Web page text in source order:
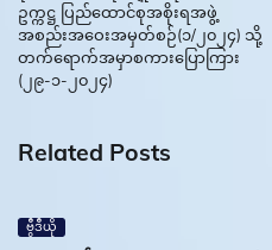
ဥက္ကဋ္ဌ ပြည်ထောင်စုအစိုးရအဖွဲ့
အစည်းအဝေးအမှတ်စဉ်(၁/၂၀၂၄) သို့
တက်ရောက်အမှာစကားပြောကြား
(၂၉-၁-၂၀၂၄)
Related Posts
ဗွီဒီယို